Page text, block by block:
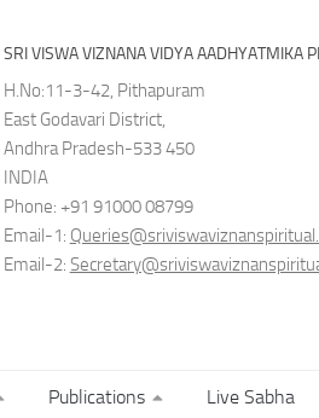
SRI VISWA VIZNANA VIDYA AADHYATMIKA
H.No:11-3-42, Pithapuram
East Godavari District,
Andhra Pradesh-533 450
INDIA
Phone: +91 91000 08799
Email-1:
Email-2:
Publications Live Sabha